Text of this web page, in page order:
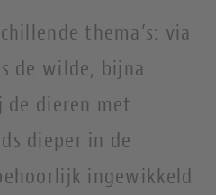
thema’s: via
de wilde, bijna
dieren met
dieper in de
ingewikkeld